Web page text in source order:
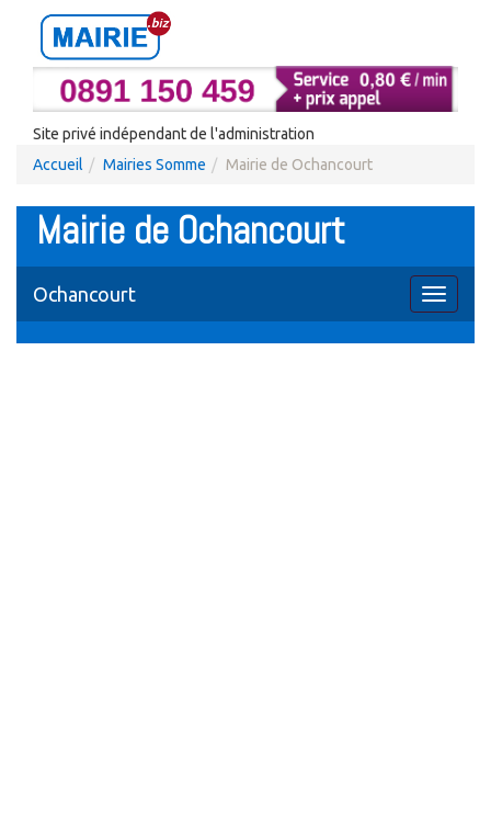
Site privé indépendant de l'administration
Accueil
Mairies Somme Mairie de Ochancourt
Mairie de Ochancourt
Toggle
Ochancourt